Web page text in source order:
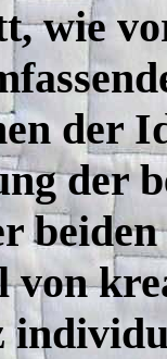
wie
der
der